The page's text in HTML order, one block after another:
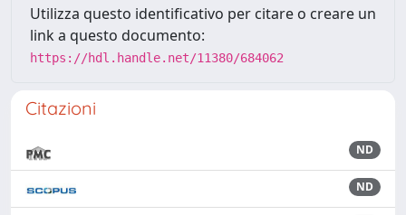
Utilizza questo identificativo per citare o creare un
link a questo documento:
https://hdl.handle.net/11380/684062
Citazioni
ND
ND